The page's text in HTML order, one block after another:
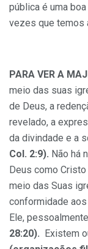
pública é uma
vezes que temos
PARA VER A
meio das suas
de Deus, a
revelado, a
da divindade e a
Col. 2:9). Não há
Deus como Cristo
meio das Suas
conformidade
Ele,
28:20). Existem